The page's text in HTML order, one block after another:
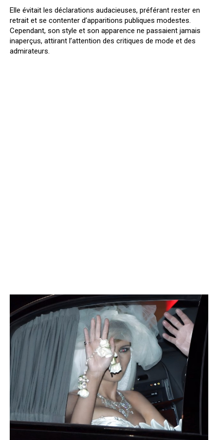
Elle évitait les déclarations audacieuses, préférant rester en
retrait et se contenter d’apparitions publiques modestes.
Cependant, son style et son apparence ne passaient jamais
inaperçus, attirant l’attention des critiques de mode et des
admirateurs.